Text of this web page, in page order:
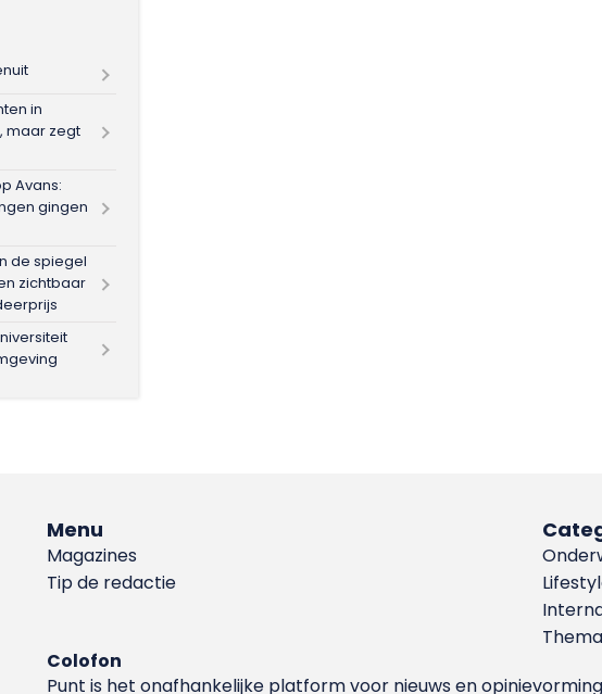
in
maar zegt
Avans:
gingen
de spiegel
zichtbaar
Menu
Magazines
Tip de redactie
Colofon
Punt is het onafhankelijke platform voor nieuws en